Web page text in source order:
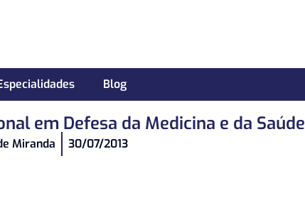
Blog
em Defesa da Medicina e da Saúde
Miranda 30/07/2013